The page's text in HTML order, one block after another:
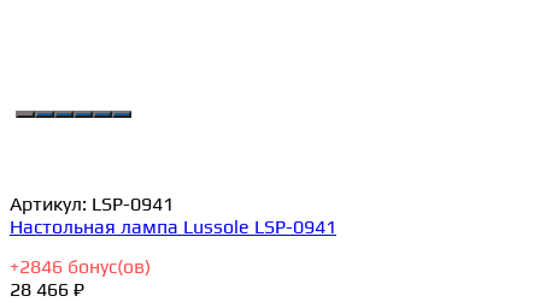
Артикул: LSP-0941
Настольная лампа Lussole LSP-0941
+2846 бонус(ов)
28 466 ₽